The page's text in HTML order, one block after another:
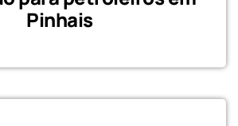
Pinhais